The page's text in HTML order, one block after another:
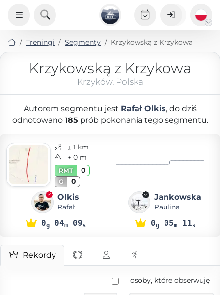
Treningi Segmenty Krzykowską z Krzykowa
Krzykowską z Krzykowa
Krzyków, Polska
Autorem segmentu jest Rafał Olkis, do dziś
odnotowano 185 prób pokonania tego segmentu.
⨦ 1 km
+ 0 m
RMT 0
G 0
Olkis
Rafał
0g04m09s
Jankowska
Paulina
0g05m11s
Rekordy
osoby, które obserwuję